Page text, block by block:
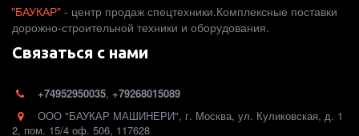
"БАУКАР" - центр продаж спецтехники.Комплексные поставки
дорожно-строительной техники и оборудования.
Связаться с нами
+74952950035, +79268015089
ООО "БАУКАР МАШИНЕРИ", г. Москва, ул. Куликовская, д. 1
2, пом. 15/4 оф. 506, 117628